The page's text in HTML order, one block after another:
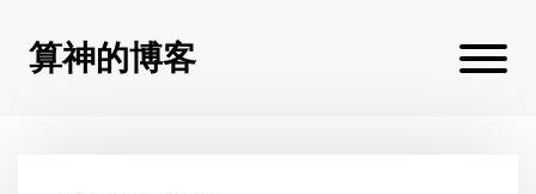
算神的博客